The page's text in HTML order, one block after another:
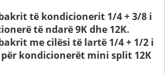
të kondicionerit 1/4 + 3/8 i
të ndarë 9K dhe 12K.
me cilësi të lartë 1/4 + 1/2 i
kondicionerët mini split 12K